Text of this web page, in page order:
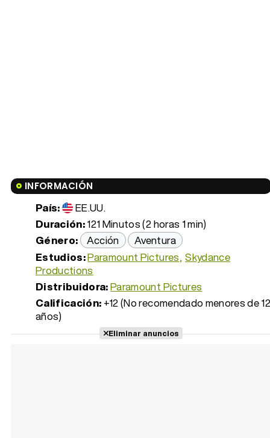
INFORMACIÓN
País:
EE.UU.
Duración:121 Minutos (2 horas 1 min)
Género: Acción
Aventura
Estudios:Paramount Pictures Skydance
Productions
Distribuidora:Paramount Pictures
Calificación: +12 (No recomendado menores de 12
años)
Eliminar anuncios